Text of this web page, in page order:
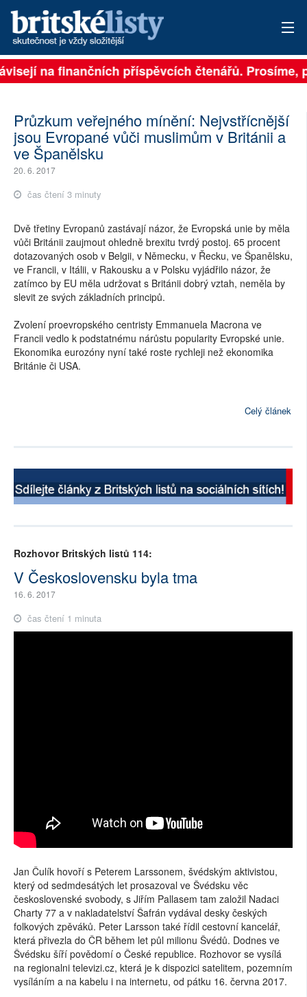
PŘIHLÁSIT
ARCHIV
ROZHOVORY
TÉMATA
NEJČTENĚJŠÍ ZA 7 DNÍ
AUTOŘI
PŘÍSPĚVKY NA PROVOZ
SOCIÁLNÍ SÍTĚ
RUBRIKY
na finančních příspěvcích čtenářů.
Průzkum veřejného mínění: Nejvstřícnější
jsou Evropané vůči muslimům v Británii a
ve Španělsku
20. 6. 2017
čas čtení 3 minuty
Dvě třetiny Evropanů zastávají názor, že Evropská unie by měla
vůči Británii zaujmout ohledně brexitu tvrdý postoj. 65 procent
dotazovaných osob v Belgii, v Německu, v Řecku, ve Španělsku,
ve Francii, v Itálii, v Rakousku a v Polsku vyjádřilo názor, že
zatímco by EU měla udržovat s Británii dobrý vztah, neměla by
slevit ze svých základních principů.
Zvolení proevropského centristy Emmanuela Macrona ve
Francii vedlo k podstatnému nárůstu popularity Evropské unie.
Ekonomika eurozóny nyní také roste rychleji než ekonomika
Británie či USA.
Celý článek
Rozhovor Britských listů 114:
V Československu byla tma
16. 6. 2017
čas čtení 1 minuta
Jan Čulík hovoří s Peterem Larssonem, švédským aktivistou,
který od sedmdesátých let prosazoval ve Švédsku věc
československé svobody, s Jiřím Pallasem tam založil Nadaci
Charty 77 a v nakladatelství Šafrán vydával desky českých
folkových zpěváků. Peter Larsson také řídil cestovní kancelář,
která přivezla do ČR během let půl milionu Švédů. Dodnes ve
Švédsku šíří povědomí o České republice. Rozhovor se vysílá
na regionalni televizi.cz, která je k dispozici satelitem, pozemním
vysíláním a na kabelu i na internetu, od pátku 16. června 2017.